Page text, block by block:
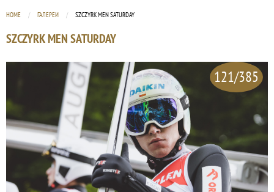
HOME ГАЛЕРЕИ CURRENT:
SZCZYRK MEN SATURDAY
SZCZYRK MEN SATURDAY
121/385